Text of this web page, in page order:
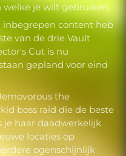
welke je wilt gebruiken.
inbegrepen content heb
van de drie Vault
Cut is nu
gepland voor eind
the
boss raid die de beste
je haar daadwerkelijk
locaties op
ogenschijnlijk